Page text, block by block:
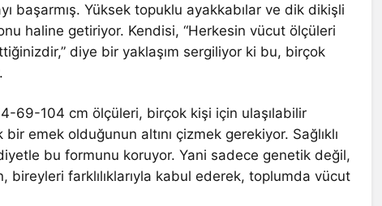
başarmış. Yüksek topuklu ayakkabılar ve dik dikişli
haline getiriyor. Kendisi, “Herkesin vücut ölçüleri
diye bir yaklaşım sergiliyor ki bu, birçok
69-104 cm ölçüleri, birçok kişi için ulaşılabilir
emek olduğunun altını çizmek gerekiyor. Sağlıklı
bu formunu koruyor. Yani sadece genetik değil,
bireyleri farklılıklarıyla kabul ederek, toplumda vücut